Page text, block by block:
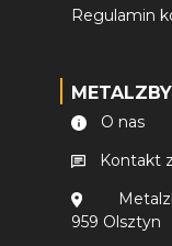
Regulamin
O nas
Kontakt
959 Olsztyn